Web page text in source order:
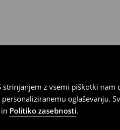
z vsemi piškotki
oglaševanju.
in Politiko zasebnosti.